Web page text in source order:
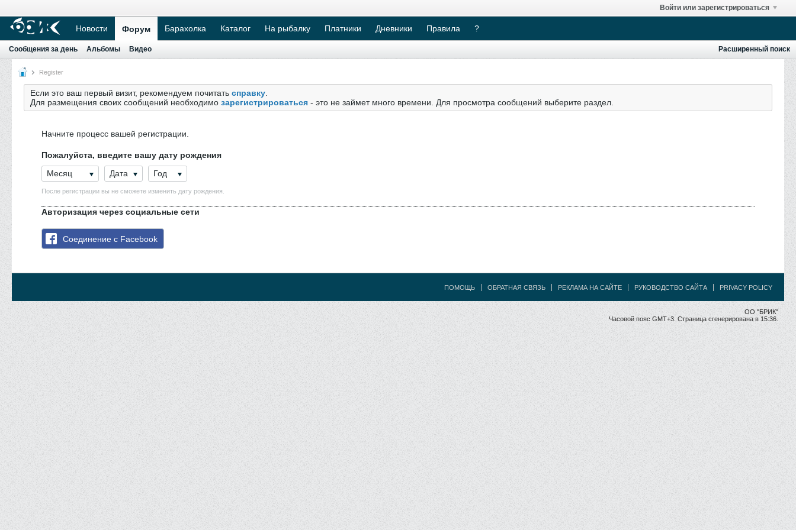
Войти или зарегистрироваться
Новости Форум Барахолка Каталог На рыбалку Платники Дневники Правила ?
Сообщения за день Альбомы Видео Расширенный поиск
Register
Если это ваш первый визит, рекомендуем почитать справку
Для размещения своих сообщений необходимо зарегистрироваться - это не займет много времени. Для просмотра сообщений выберите раздел.
Начните процесс вашей регистрации.
Пожалуйста, введите вашу дату рождения
Месяц
Дата Год
После регистрации вы не сможете изменить дату рождения.
Авторизация через социальные сети
Соединение с Facebook
ПОМОЩЬ ОБРАТНАЯ СВЯЗЬ РЕКЛАМА НА САЙТЕ РУКОВОДСТВО САЙТА PRIVACY POLICY
ОО "БРИК"
Часовой пояс GMT+3. Страница сгенерирована в 15:36.